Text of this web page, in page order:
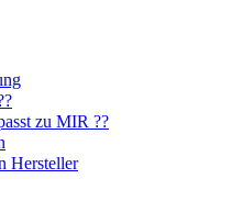
zu MIR ??
Hersteller